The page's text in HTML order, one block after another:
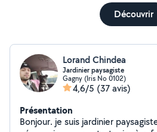
Découvrir
Lorand Chindea
Jardinier paysagiste
Gagny (Iris No 0102)
4,6/5 (37 avis)
Présentation
Bonjour. je suis jardinier paysagiste j'ai tout le